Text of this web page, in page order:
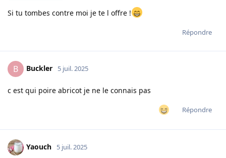
Si tu tombes contre moi je te l offre !
Répondre
B Buckler 5 juil. 2025
c est qui poire abricot je ne le connais pas
Répondre
Yaouch 5 juil. 2025